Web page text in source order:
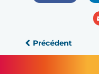
Précédent